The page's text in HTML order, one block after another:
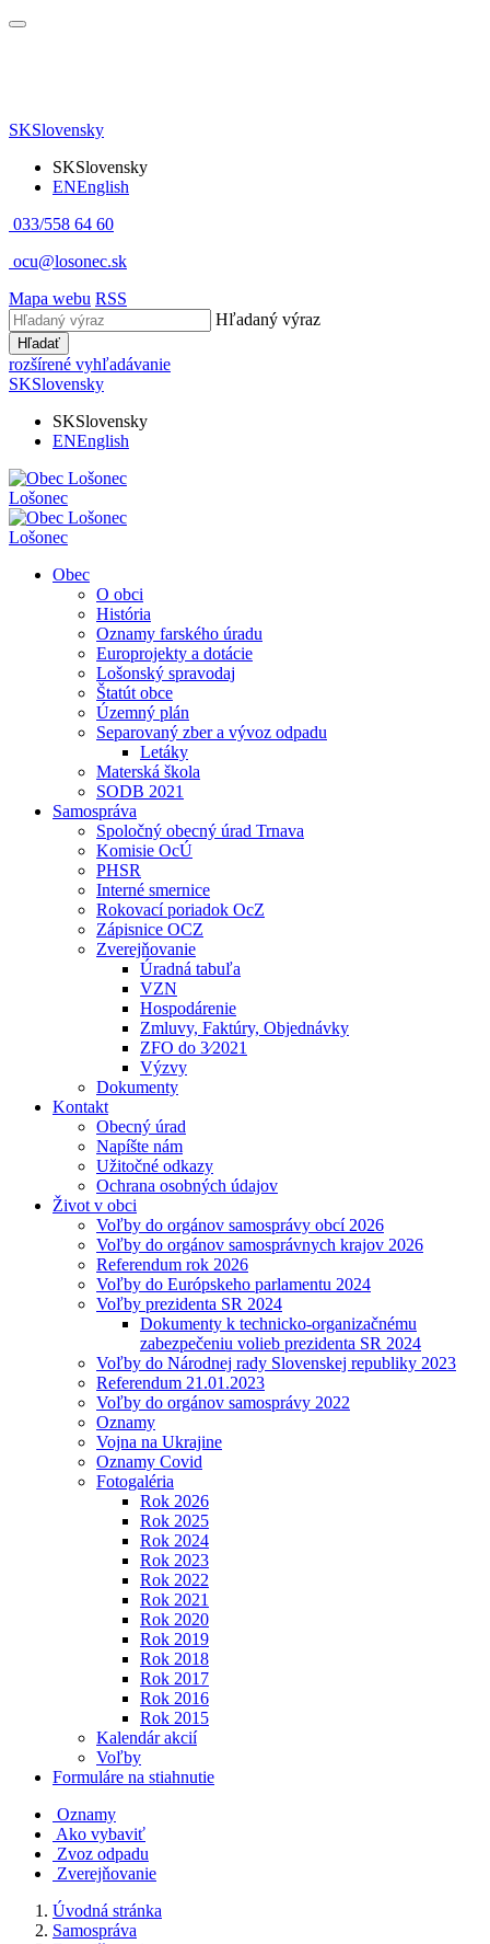
SKSlovensky
SKSlovensky
ENEnglish
033/558 64 60
ocu@losonec.sk
Mapa webu RSS
Hľadaný výraz
Hľadať
rozšírené vyhľadávanie
SKSlovensky
SKSlovensky
ENEnglish
Lošonec
Lošonec
Obec
O obci
História
Oznamy farského úradu
Europrojekty a dotácie
Lošonský spravodaj
Štatút obce
Územný plán
Separovaný zber a vývoz odpadu
Letáky
Materská škola
SODB 2021
Samospráva
Spoločný obecný úrad Trnava
Komisie OcÚ
PHSR
Interné smernice
Rokovací poriadok OcZ
Zápisnice OCZ
Zverejňovanie
Úradná tabuľa
VZN
Hospodárenie
Zmluvy, Faktúry, Objednávky
ZFO do 3⁄2021
Výzvy
Dokumenty
Kontakt
Obecný úrad
Napíšte nám
Užitočné odkazy
Ochrana osobných údajov
Život v obci
Voľby do orgánov samosprávy obcí 2026
Voľby do orgánov samosprávnych krajov 2026
Referendum rok 2026
Voľby do Európskeho parlamentu 2024
Voľby prezidenta SR 2024
Dokumenty k technicko-organizačnému
zabezpečeniu volieb prezidenta SR 2024
Voľby do Národnej rady Slovenskej republiky 2023
Referendum 21.01.2023
Voľby do orgánov samosprávy 2022
Oznamy
Vojna na Ukrajine
Oznamy Covid
Fotogaléria
Rok 2026
Rok 2025
Rok 2024
Rok 2023
Rok 2022
Rok 2021
Rok 2020
Rok 2019
Rok 2018
Rok 2017
Rok 2016
Rok 2015
Kalendár akcií
Voľby
Formuláre na stiahnutie
Oznamy
Ako vybaviť
Zvoz odpadu
Zverejňovanie
Úvodná stránka
Samospráva